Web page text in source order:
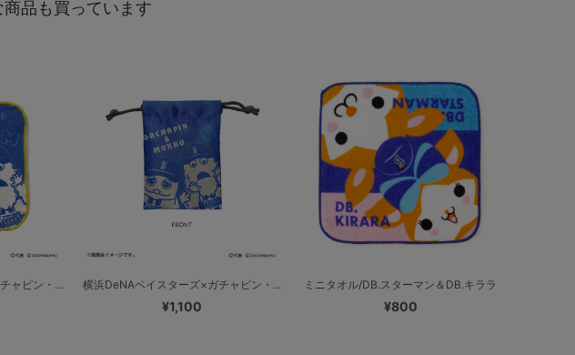
品も買っています
ャピン・... 横浜DeNAベイスターズ×ガチャピン・...
¥1,100
ミニタオル/DB.スターマン＆DB.キララ
¥800